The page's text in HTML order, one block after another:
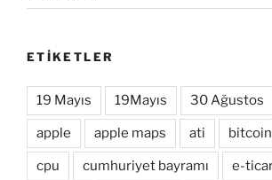
ETIKETLER
19 Mayıs 19Mayıs 30 Ağustos
apple apple maps ati bitcoin
cpu cumhuriyet bayramı e-